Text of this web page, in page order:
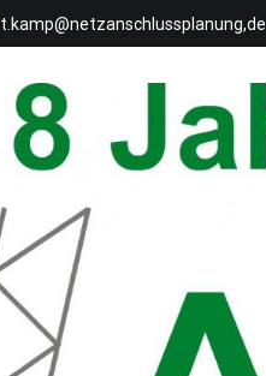
t.kamp@netzanschlussplanung,de